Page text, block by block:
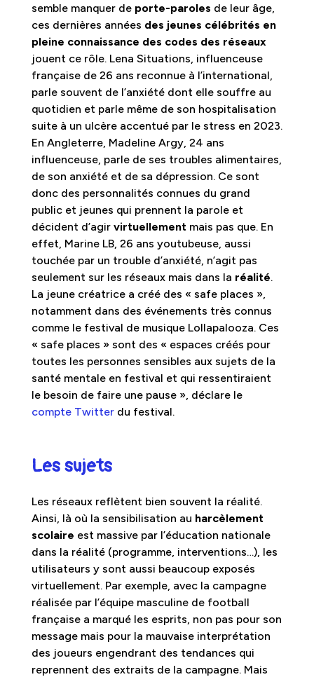
semble manquer de porte-paroles de leur âge,
ces dernières années des jeunes célébrités en
pleine connaissance des codes des réseaux
jouent ce rôle. Lena Situations, influenceuse
française de 26 ans reconnue à l’international,
parle souvent de l’anxiété dont elle souffre au
quotidien et parle même de son hospitalisation
suite à un ulcère accentué par le stress en 2023.
En Angleterre, Madeline Argy, 24 ans
influenceuse, parle de ses troubles alimentaires,
de son anxiété et de sa dépression. Ce sont
donc des personnalités connues du grand
public et jeunes qui prennent la parole et
décident d’agir virtuellement mais pas que. En
effet, Marine LB, 26 ans youtubeuse, aussi
touchée par un trouble d’anxiété, n’agit pas
seulement sur les réseaux mais dans la réalité.
La jeune créatrice a créé des « safe places »,
notamment dans des événements très connus
comme le festival de musique Lollapalooza. Ces
« safe places » sont des « espaces créés pour
toutes les personnes sensibles aux sujets de la
santé mentale en festival et qui ressentiraient
le besoin de faire une pause », déclare le
compte Twitter du festival.
Les sujets
Les réseaux reflètent bien souvent la réalité.
Ainsi, là où la sensibilisation au harcèlement
scolaire est massive par l’éducation nationale
dans la réalité (programme, interventions…), les
utilisateurs y sont aussi beaucoup exposés
virtuellement. Par exemple, avec la campagne
réalisée par l’équipe masculine de football
française a marqué les esprits, non pas pour son
message mais pour la mauvaise interprétation
des joueurs engendrant des tendances qui
reprennent des extraits de la campagne. Mais